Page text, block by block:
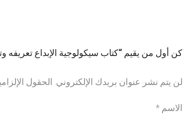
كن أول من يقيم “كتاب سيكولوجية الإبداع تعريفه
لن يتم نشر عنوان بريدك الإلكتروني. الحقول
الاسم *